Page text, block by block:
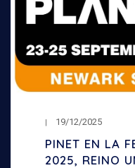
19/12/2025
PINET EN LA
2025, REINO